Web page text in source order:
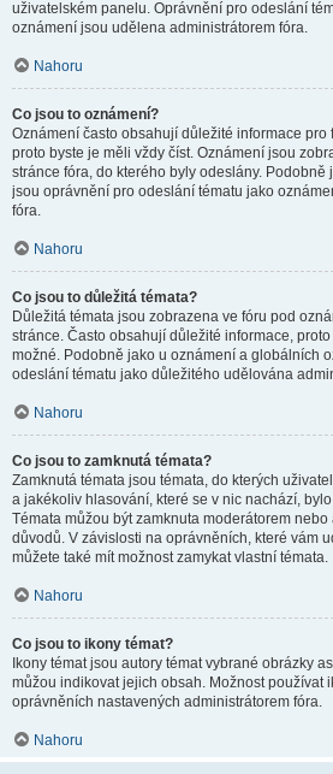
uživatelském panelu. Oprávnění pro odeslání
oznámení jsou udělena administrátorem fóra.
Nahoru
Co jsou to oznámení?
Oznámení často obsahují důležité informace pro
proto byste je měli vždy číst. Oznámení jsou
stránce fóra, do kterého byly odeslány.
jsou oprávnění pro odeslání tématu jako
fóra.
Nahoru
Co jsou to důležitá témata?
Důležitá témata jsou zobrazena ve fóru pod
stránce. Často obsahují důležité informace,
možné. Podobně jako u oznámení a globálních
odeslání tématu jako důležitého udělována
Nahoru
Co jsou to zamknutá témata?
Zamknutá témata jsou témata, do kterých
a jakékoliv hlasování, které se v nic nachází,
Témata můžou být zamknuta moderátorem
důvodů. V závislosti na oprávněních, které vám
můžete také mít možnost zamykat vlastní témata.
Nahoru
Co jsou to ikony témat?
Ikony témat jsou autory témat vybrané obrázky
můžou indikovat jejich obsah. Možnost používat
oprávněních nastavených administrátorem fóra.
Nahoru